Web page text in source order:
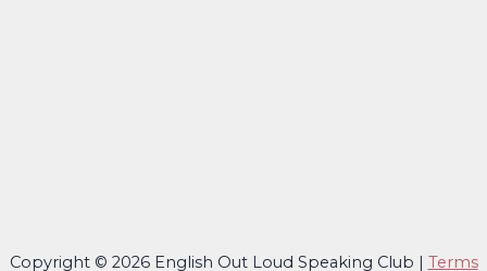
Copyright © 2026 English Out Loud Speaking Club | Terms